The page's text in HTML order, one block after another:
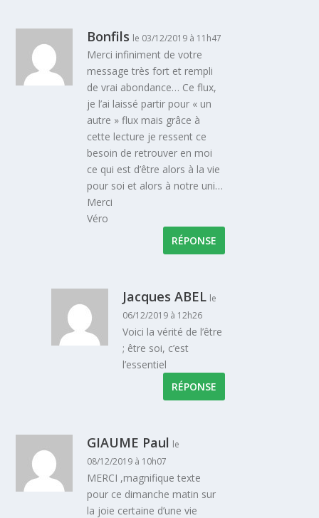
Bonfils le 03/12/2019 à 11h47
Merci infiniment de votre
message très fort et rempli
de vrai abondance… Ce flux,
je l’ai laissé partir pour « un
autre » flux mais grâce à
cette lecture je ressent ce
besoin de retrouver en moi
ce qui est d’être alors à la vie
pour soi et alors à notre uni…
Merci
Véro
RÉPONSE
Jacques ABEL le
06/12/2019 à 12h26
Voici la vérité de l’être
; être soi, c’est
l’essentiel
RÉPONSE
GIAUME Paul le
08/12/2019 à 10h07
MERCI ,magnifique texte
pour ce dimanche matin sur
la joie certaine d’une vie